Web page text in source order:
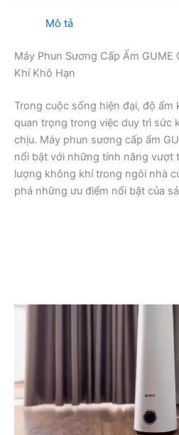
Mô tả
Máy Phun Sương Cấp Ẩm
Khí Khô Hạn
Trong cuộc sống hiện đại, độ
quan trọng trong việc duy trì sức
chịu. Máy phun sương cấp ẩm
nổi bật với những tính năng vượt
lượng không khí trong ngôi nhà
phá những ưu điểm nổi bật của